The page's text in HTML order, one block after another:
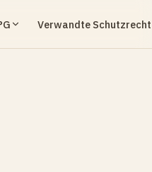
Verwandte